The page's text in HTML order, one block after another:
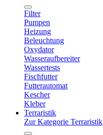
Filter
Pumpen
Heizung
Beleuchtung
Oxydator
Wasseraufbereiter
Wassertests
Fischfutter
Futterautomat
Kescher
Kleber
Terraristik
Zur Kategorie Terraristik